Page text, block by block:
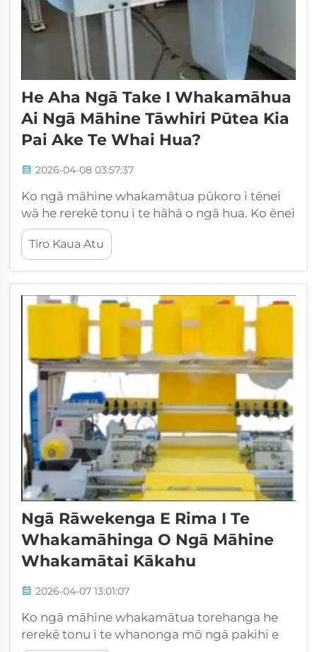
He Aha Ngā Take I Whakamāhua
Ai Ngā Māhine Tāwhiri Pūtea Kia
Pai Ake Te Whai Hua?
2026-04-08 03:57:37
Ko ngā māhine whakamātua pūkoro i tēnei
wā he rerekē tonu i te hāhā o ngā hua. Ko ēnei
taputapu hei āwhina i ngā kamupani kia
mahi ake i te wā, me te whai hua ake hoki. Ko
CSMTK he harikoa ki tēnei huringa, ā, ka
te whānanga pai, e ...
Tiro Kaua Atu
Ngā Rāwekenga E Rima I Te
Whakamāhinga O Ngā Māhine
Whakamātai Kākahu
2026-04-07 13:01:07
Ko ngā māhine whakamātua torehanga he
rerekē tonu i te whanonga mō ngā pakihi e